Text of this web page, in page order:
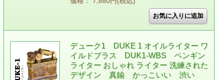
デューク1 DUKE 1 オイルライター ワ
イルドブラス DUK1-WBS ペンギン
ライター おしゃれ ライター 洗練された
デザイン 真鍮 かっこいい 渋い